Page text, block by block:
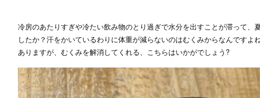
冷房のあたりすぎや冷たい飲み物のとり過ぎで水分を出すことが滞って、
したか？汗をかいているわりに体重が減らないのはむくみからなんですよ
ありますが、むくみを解消してくれる、こちらはいかがでしょう?